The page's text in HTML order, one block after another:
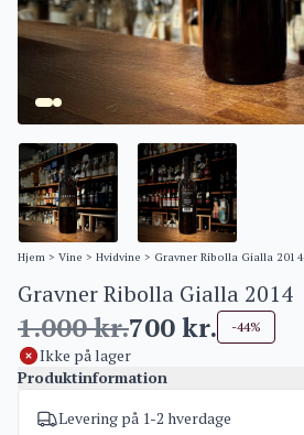
Hjem > Vine > Hvidvine > Gravner Ribolla Gialla 2014
Gravner Ribolla Gialla 2014
1.000kr.700kr. -44%
Ikke på lager
Produktinformation
Varenummer
4906
Levering på 1-2 hverdage